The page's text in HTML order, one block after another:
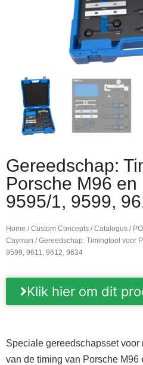
Gereedschap:
Porsche M96 en
9595/1, 9599,
Home /Custom Concepts /Catalogus /
Cayman / Gereedschap: Timingtool voor
9599, 9611, 9612, 9634
Klik hier om dit
Speciale gereedschapsset
van de timing van Porsche M96